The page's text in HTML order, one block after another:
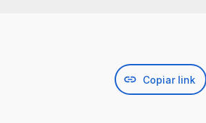
Copiar link